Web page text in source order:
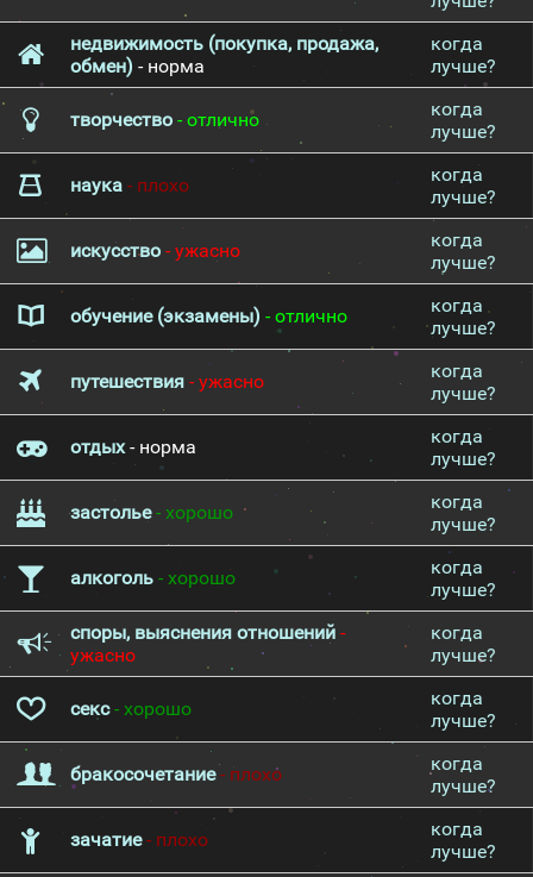
недвижимость (покупка, продажа,
обмен) - норма
когда
лучше?
творчество - отлично
когда
лучше?
наука - плохо
когда
лучше?
искусство - ужасно
когда
лучше?
обучение (экзамены) - отлично
когда
лучше?
путешествия - ужасно
когда
лучше?
отдых- норма
когда
лучше?
застолье- хорошо
когда
лучше?
алкоголь - хорошо
когда
лучше?
споры, выяснения отношений -
ужасно
когда
лучше?
секс- хорошо
когда
лучше?
бракосочетание- плохо
когда
лучше?
зачатие- плохо
когда
лучше?